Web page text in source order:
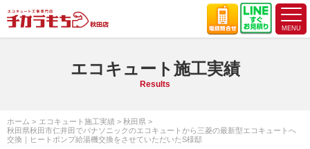
エコキュート施工実績
Results
ホーム エコキュート施工実績
秋田県
秋田県秋田市仁井田でパナソニックのエコキュートから三菱の最新型エコキュートへ
交換｜ヒートポンプ給湯機交換をさせていただいたS様邸